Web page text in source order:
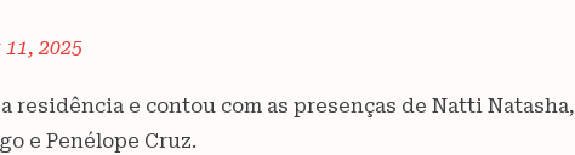
2025
residência e contou com as presenças de Natti Natasha,
e Penélope Cruz.